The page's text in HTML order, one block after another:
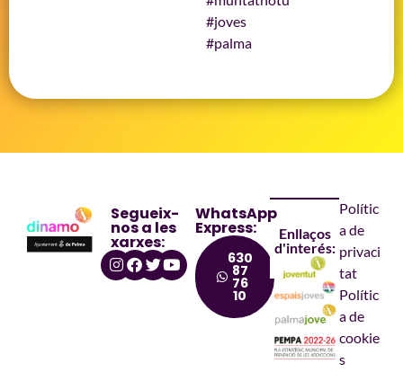
#joves
#palma
Segueix-
nos a les
xarxes:
WhatsApp
Express:
630
87
76
10
Enllaços
d'interés:
Polític
a de
privaci
tat
Polític
a de
cookie
s